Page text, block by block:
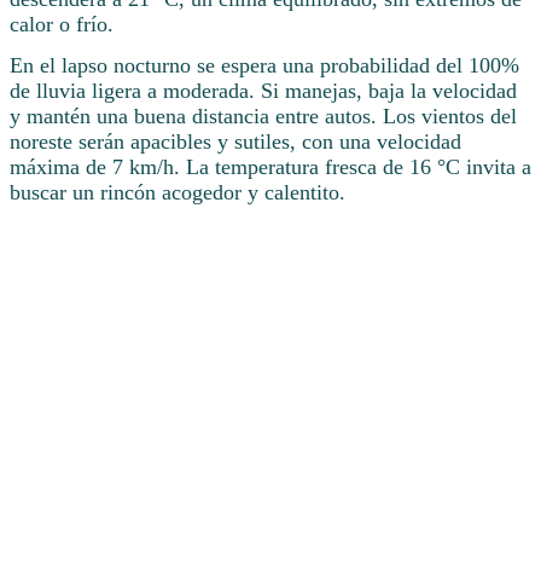
calor o frío.
En el lapso nocturno se espera una probabilidad del 100%
de lluvia ligera a moderada. Si manejas, baja la velocidad
y mantén una buena distancia entre autos. Los vientos del
noreste serán apacibles y sutiles, con una velocidad
máxima de 7 km/h. La temperatura fresca de 16 °C invita a
buscar un rincón acogedor y calentito.